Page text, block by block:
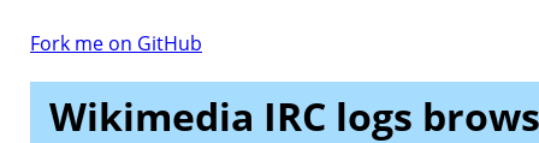
Fork me on GitHub
Wikimedia IRC logs